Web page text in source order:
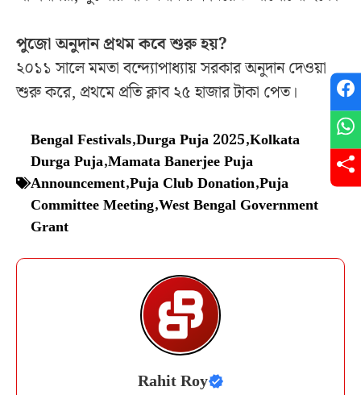
পুজো অনুদান প্রথম কবে শুরু হয়?
২০১১ সালে মমতা বন্দ্যোপাধ্যায় সরকার অনুদান দেওয়া
শুরু করে, প্রথমে প্রতি ক্লাব ২৫ হাজার টাকা পেত।
Bengal Festivals,Durga Puja 2025,Kolkata
Durga Puja,Mamata Banerjee Puja
Announcement,Puja Club Donation,Puja
Committee Meeting,West Bengal Government
Grant
Rahit Roy